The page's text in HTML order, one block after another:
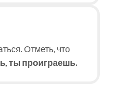
Отметь, что
ты проиграешь.